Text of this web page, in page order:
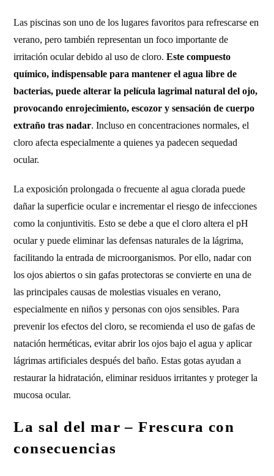
Las piscinas son uno de los lugares favoritos para refrescarse en
verano, pero también representan un foco importante de
irritación ocular debido al uso de cloro.Este compuesto
químico, indispensable para mantener el agua libre de
bacterias, puede alterar la película lagrimal natural del ojo,
provocando enrojecimiento, escozor y sensación de cuerpo
extraño tras nadar. Incluso en concentraciones normales, el
cloro afecta especialmente a quienes ya padecen sequedad
ocular.
La exposición prolongada o frecuente al agua clorada puede
dañar la superficie ocular e incrementar el riesgo de infecciones
como la conjuntivitis. Esto se debe a que el cloro altera el pH
ocular y puede eliminar las defensas naturales de la lágrima,
facilitando la entrada de microorganismos. Por ello, nadar con
los ojos abiertos o sin gafas protectoras se convierte en una de
las principales causas de molestias visuales en verano,
especialmente en niños y personas con ojos sensibles. Para
prevenir los efectos del cloro, se recomienda el uso de gafas de
natación herméticas, evitar abrir los ojos bajo el agua y aplicar
lágrimas artificiales después del baño. Estas gotas ayudan a
restaurar la hidratación, eliminar residuos irritantes y proteger la
mucosa ocular.
La sal del mar – Frescura con
consecuencias